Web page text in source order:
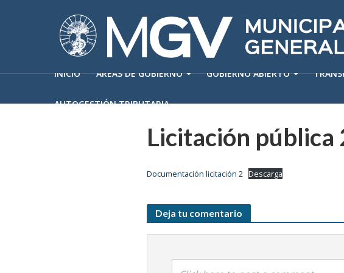
INICIO ÁREAS DE GOBIERNO GOBIERNO ABIERTO
AUTOGESTIÓN TRIBUTARIA
Licitación pública
Documentación licitación 2 Descarga
Deja tu comentario